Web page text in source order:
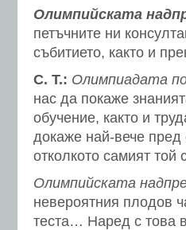
Олимпийската
петъчните ни
събитието, както и
С. Т.: Олимпиадата
нас да покаже
обучение, както и
докаже най-вече пред
отколкото самият той
Олимпийската
невероятния плодов
теста… Наред с това